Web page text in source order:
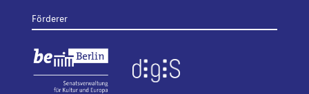
Förderer